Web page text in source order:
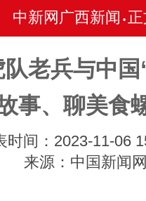
中新网广西新闻 •
老兵与中
事、聊美食
时间：2023-11-06
来源：中国新闻网